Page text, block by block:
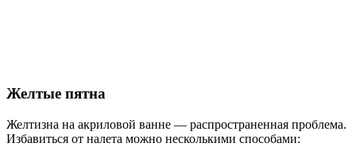
Желтые пятна
Желтизна на акриловой ванне — распространенная проблема.
Избавиться от налета можно несколькими способами: